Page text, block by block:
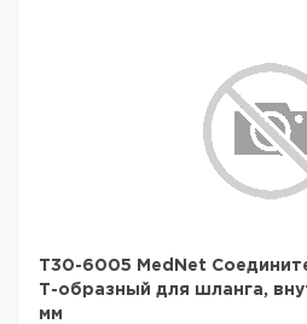
T30-6005 MedNet
Т-образный для шланга,
мм